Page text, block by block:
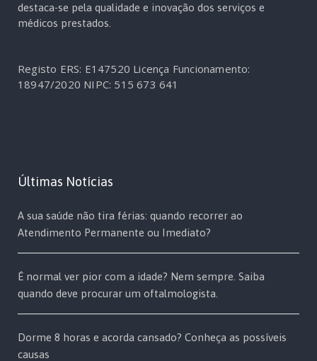
destaca-se pela qualidade e inovação dos serviços e
médicos prestados.
Registo ERS: E147520 Licença Funcionamento:
18947/2020 NIPC: 515 673 641
Últimas Notícias
A sua saúde não tira férias: quando recorrer ao
Atendimento Permanente ou Imediato?
É normal ver pior com a idade? Nem sempre. Saiba
quando deve procurar um oftalmologista.
Dorme 8 horas e acorda cansado? Conheça as possíveis
causas